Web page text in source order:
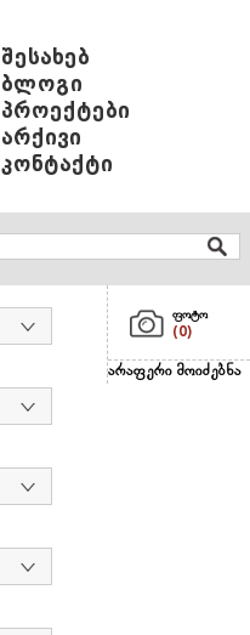
შესახებ
ბლოგი
პროექტები
არქივი
კონტაქტი
ფოტო
(0)
არაფერი მოიძებნა